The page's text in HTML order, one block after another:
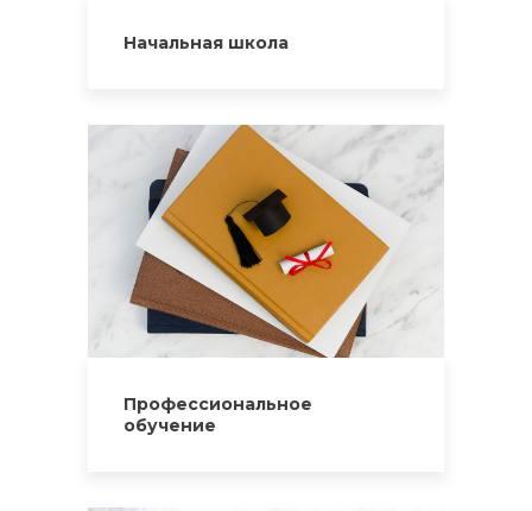
Начальная школа
Профессиональное
обучение